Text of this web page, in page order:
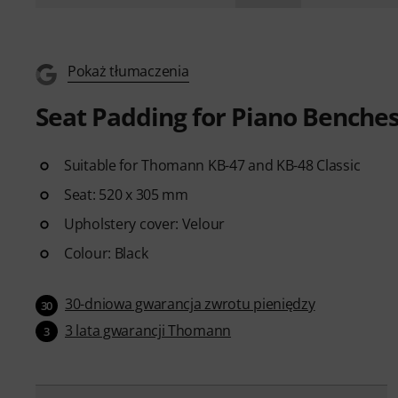
Pokaż tłumaczenia
Seat Padding for Piano
Suitable for Thomann KB-47 and KB-48 Classic
Seat: 520 x 305 mm
Upholstery cover: Velour
Colour: Black
30 30-dniowa gwarancja zwrotu pieniędzy
3 3 lata gwarancji Thomann